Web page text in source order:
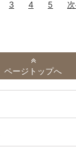
3 4 5
ページトップへ